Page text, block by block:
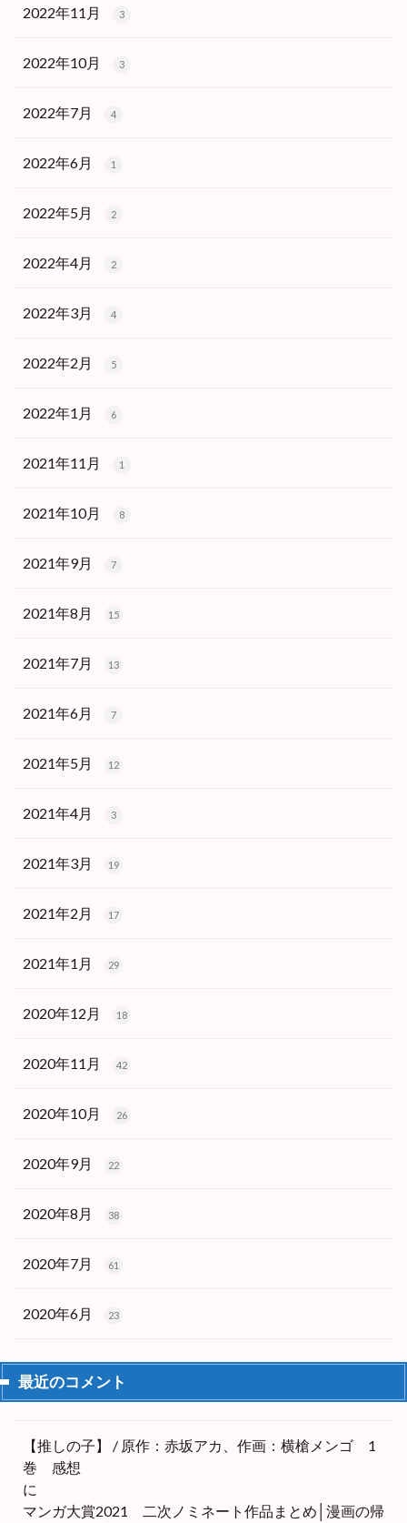
2022年11月 3
2022年10月 3
2022年7月 4
2022年6月 1
2022年5月 2
2022年4月 2
2022年3月 4
2022年2月 5
2022年1月 6
2021年11月 1
2021年10月 8
2021年9月 7
2021年8月 15
2021年7月 13
2021年6月 7
2021年5月 12
2021年4月 3
2021年3月 19
2021年2月 17
2021年1月 29
2020年12月 18
2020年11月 42
2020年10月 26
2020年9月 22
2020年8月 38
2020年7月 61
2020年6月 23
最近のコメント
【推しの子】 / 原作：赤坂アカ、作画：横槍メンゴ 1
巻 感想
に
マンガ大賞2021 二次ノミネート作品まとめ│漫画の帰